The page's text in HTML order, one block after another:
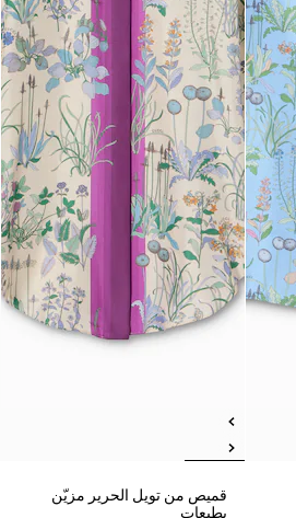
قميص من تويل الحرير مزيّن
بطبعات